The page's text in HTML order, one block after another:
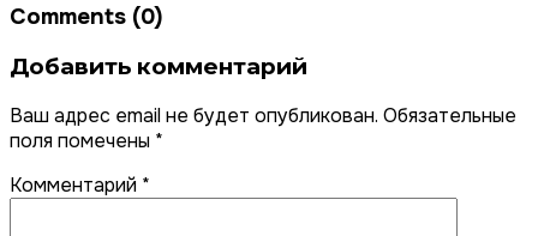
Comments (0)
Добавить комментарий
Ваш адрес email не будет опубликован. Обязательные
поля помечены *
Комментарий *